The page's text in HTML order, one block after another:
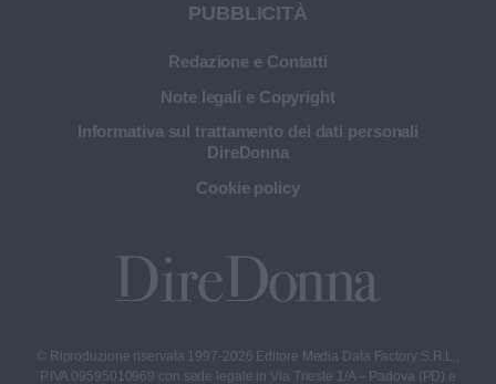
PUBBLICITÀ
Redazione e Contatti
Note legali e Copyright
Informativa sul trattamento dei dati personali
DireDonna
Cookie policy
© Riproduzione riservata 1997-2026 Editore Media Data Factory S.R.L.,
P.IVA 09595010969 con sede legale in Via Trieste 1/A – Padova (PD) e